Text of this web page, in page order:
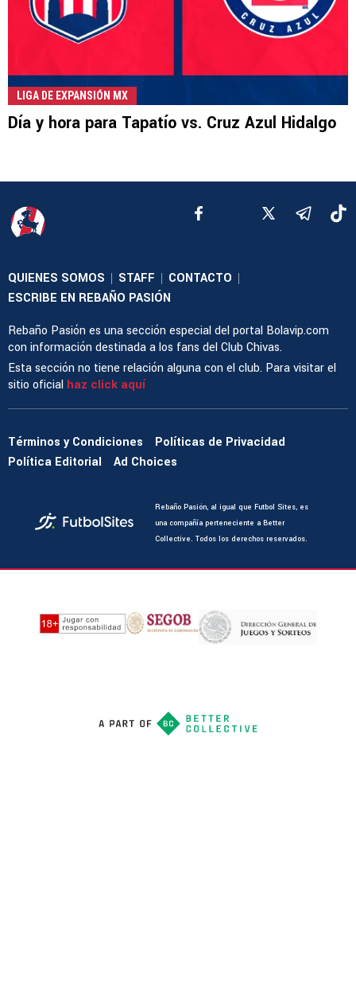
LIGA DE EXPANSIÓN MX
Día y hora para Tapatío vs. Cruz Azul Hidalgo
QUIENES SOMOS | STAFF | CONTACTO |
ESCRIBE EN REBAÑO PASIÓN
Rebaño Pasión es una sección especial del portal Bolavip.com
con información destinada a los fans del Club Chivas.
Esta sección no tiene relación alguna con el club. Para visitar el
sitio oficial haz click aquí
Términos y Condiciones
Políticas de Privacidad
Política Editorial
Ad Choices
Rebaño Pasión, al igual que Futbol Sites, es
una compañía perteneciente a Better
Collective. Todos los derechos reservados.